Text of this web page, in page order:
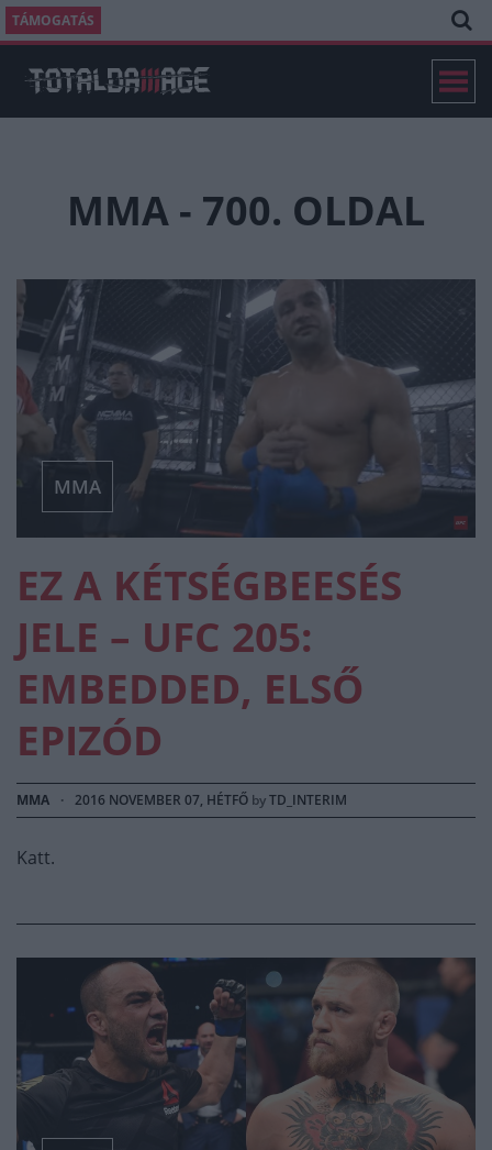
TÁMOGATÁS
MMA - 700. OLDAL
MMA
EZ A KÉTSÉGBEESÉS
JELE – UFC 205:
EMBEDDED, ELSŐ
EPIZÓD
MMA · 2016 NOVEMBER 07, HÉTFŐ byTD_INTERIM
Katt.